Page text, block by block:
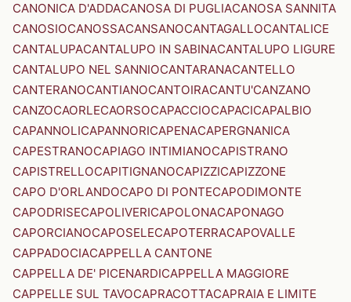
CANONICA D'ADDACANOSA DI PUGLIACANOSA SANNITA
CANOSIOCANOSSACANSANOCANTAGALLOCANTALICE
CANTALUPACANTALUPO IN SABINACANTALUPO LIGURE
CANTALUPO NEL SANNIOCANTARANACANTELLO
CANTERANOCANTIANOCANTOIRACANTU'CANZANO
CANZOCAORLECAORSOCAPACCIOCAPACICAPALBIO
CAPANNOLICAPANNORICAPENACAPERGNANICA
CAPESTRANOCAPIAGO INTIMIANOCAPISTRANO
CAPISTRELLOCAPITIGNANOCAPIZZICAPIZZONE
CAPO D'ORLANDOCAPO DI PONTECAPODIMONTE
CAPODRISECAPOLIVERICAPOLONACAPONAGO
CAPORCIANOCAPOSELECAPOTERRACAPOVALLE
CAPPADOCIACAPPELLA CANTONE
CAPPELLA DE' PICENARDICAPPELLA MAGGIORE
CAPPELLE SUL TAVOCAPRACOTTACAPRAIA E LIMITE